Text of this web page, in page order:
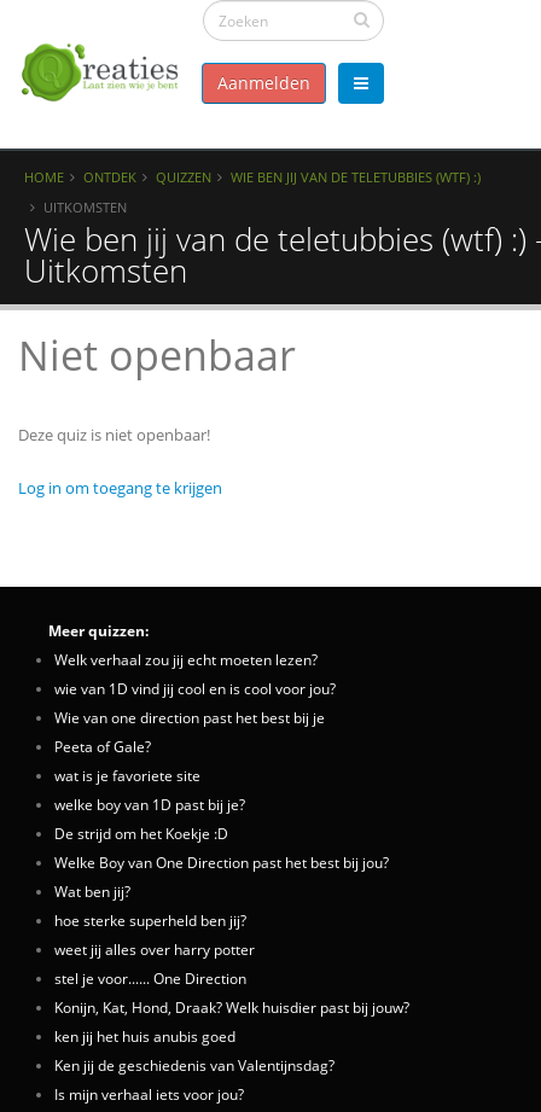
Aanmelden
HOME ONTDEK QUIZZEN
WIE BEN JIJ VAN DE TELETUBBIES (WTF) :)
UITKOMSTEN
Wie ben jij van de teletubbies (wtf) :)
Uitkomsten
Niet openbaar
Deze quiz is niet openbaar!
Log in om toegang te krijgen
Meer quizzen:
Welk verhaal zou jij echt moeten lezen?
wie van 1D vind jij cool en is cool voor jou?
Wie van one direction past het best bij je
Peeta of Gale?
wat is je favoriete site
welke boy van 1D past bij je?
De strijd om het Koekje :D
Welke Boy van One Direction past het best bij jou?
Wat ben jij?
hoe sterke superheld ben jij?
weet jij alles over harry potter
stel je voor...... One Direction
Konijn, Kat, Hond, Draak? Welk huisdier past bij jouw?
ken jij het huis anubis goed
Ken jij de geschiedenis van Valentijnsdag?
Is mijn verhaal iets voor jou?